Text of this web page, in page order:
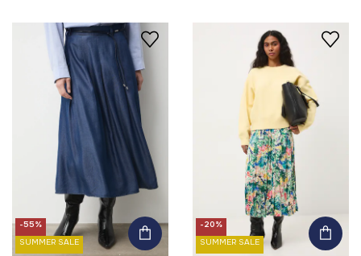
-55%
SUMMER SALE
-20%
SUMMER SALE